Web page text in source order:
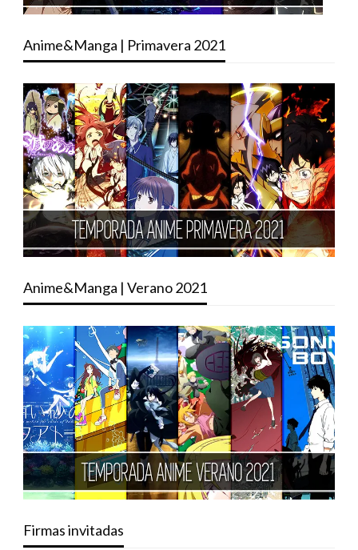
Anime&Manga | Primavera 2021
Anime&Manga | Verano 2021
Firmas invitadas